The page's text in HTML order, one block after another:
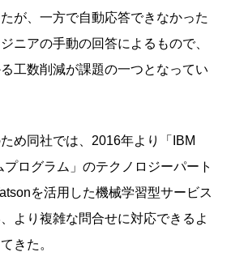
が、一方で自動応答できなかった
ニアの手動の回答によるもので、
工数削減が課題の一つとなってい
め同社では、2016年より「IBM
ログラム」のテクノロジーパート
を活用した機械学習型サービス
より複雑な問合せに対応できるよ
きた。